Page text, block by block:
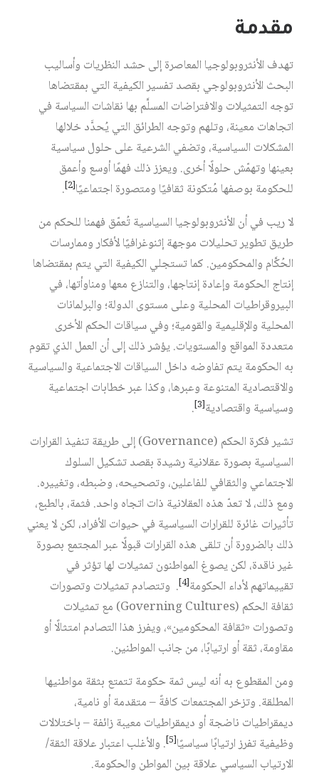
مقدمة
تهدف الأنثروبولوجيا المعاصرة إلى حشد النظريات وأساليب
البحث الأنثروبولوجي بقصد تفسير الكيفية التي بمقتضاها
توجه التمثيلات والافتراضات المسلَّم بها نقاشات السياسة في
اتجاهات معينة، وتلهم وتوجه الطرائق التي يُحدَّد خلالها
المشكلات السياسية، وتضفي الشرعية على حلول سياسية
بعينها وتهمّش حلولًا أخرى. ويعزز ذلك فهمًا أوسع وأعمق
للحكومة بوصفها مُتكونة ثقافيًا ومتصورة اجتماعيًا[2]
.
لا ريب في أن الأنثروبولوجيا السياسية تُعمّق فهمنا للحكم من
طريق تطوير تحليلات موجهة إثنوغرافيًا لأفكار وممارسات
الحُكَّام والمحكومين. كما تستجلي الكيفية التي يتم بمقتضاها
إنتاج الحكومة وإعادة إنتاجها، والتنازع معها ومناوأتها، في
البيروقراطيات المحلية وعلى مستوى الدولة؛ والبرلمانات
المحلية والإقليمية والقومية؛ وفي سياقات الحكم الأخرى
متعددة المواقع والمستويات. يؤشر ذلك إلى أن العمل الذي تقوم
به الحكومة يتم تفاوضه داخل السياقات الاجتماعية والسياسية
والاقتصادية المتنوعة وعبرها، وكذا عبر خطابات اجتماعية
وسياسية واقتصادية[3]
.
تشير فكرة الحكم (Governance) إلى طريقة تنفيذ القرارات
السياسية بصورة عقلانية رشيدة بقصد تشكيل السلوك
الاجتماعي والثقافي للفاعلين، وتصحيحه، وضبطه، وتغييره.
ومع ذلك، لا تعدّ هذه العقلانية ذات اتجاه واحد. فثمة، بالطبع،
تأثيرات غائرة للقرارات السياسية في حيوات الأفراد، لكن لا يعني
ذلك بالضرورة أن تلقى هذه القرارات قبولًا عبر المجتمع بصورة
غير ناقدة، لكن يصوغ المواطنون تمثيلات لها تؤثر في
تقييماتهم لأداء الحكومة[4] . وتتصادم تمثيلات وتصورات
ثقافة الحكم (Governing Cultures) مع تمثيلات
وتصورات «ثقافة المحكومين»، ويفرز هذا التصادم امتثالًا أو
مقاومة، ثقة أو ارتيابًا، من جانب المواطنين.
ومن المقطوع به أنه ليس ثمة حكومة تتمتع بثقة مواطنيها
المطلقة. وتزخر المجتمعات كافةً – متقدمة أو نامية،
ديمقراطيات ناضجة أو ديمقراطيات معيبة زائفة – باختلالات
وظيفية تفرز ارتيابًا سياسيًا[5] . والأغلب اعتبار علاقة الثقة/
الارتياب السياسي علاقة بين المواطن والحكومة.